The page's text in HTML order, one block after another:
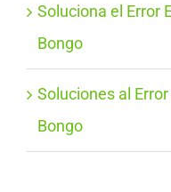
Soluciona el Error
Bongo
Soluciones al
Bongo